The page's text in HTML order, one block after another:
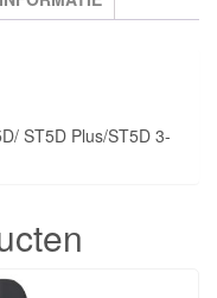
ST5D Plus/ST5D 3-